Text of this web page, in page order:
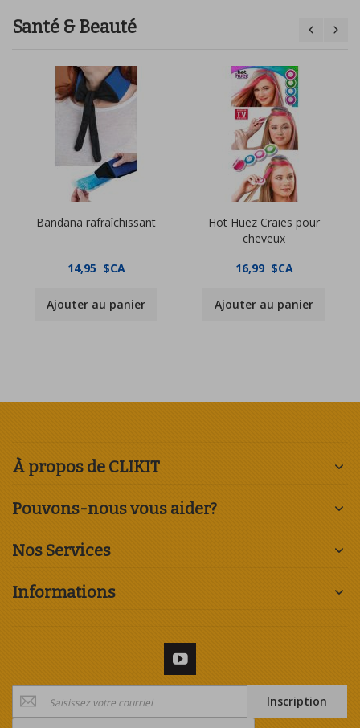
Santé & Beauté
Bandana rafraîchissant
14,95 $CA
Ajouter au panier
Hot Huez Craies pour
cheveux
16,99 $CA
Ajouter au panier
À propos de CLIKIT
Pouvons-nous vous aider?
Nos Services
Informations
Inscription
Inscription